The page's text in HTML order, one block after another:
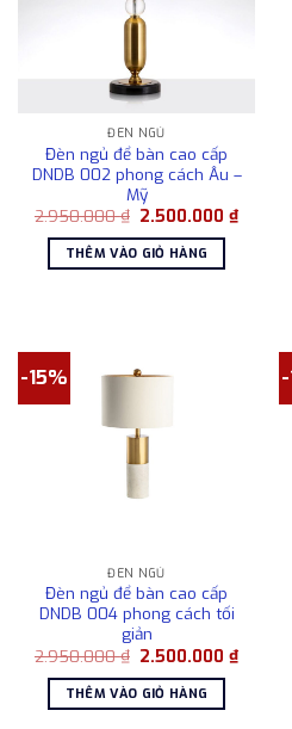
ĐÈN NGỦ
Đèn ngủ để bàn cao cấp
DNDB 002 phong cách Âu –
Mỹ
2.950.000₫ Giá
là:
2.950.000 ₫.
2.500.000₫Giá
hiện
THÊM VÀO GIỎ HÀNG
-15%
ĐÈN NGỦ
Đèn ngủ để bàn cao cấp
DNDB 004 phong cách tối
giản
2.950.000₫ Giá
là:
2.950.000 ₫.
2.500.000₫Giá
hiện
THÊM VÀO GIỎ HÀNG